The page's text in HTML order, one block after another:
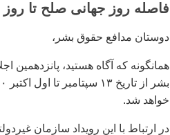
فاصله روز جهانی صلح تا
دوستان مدافع حقوق بشر،
همانگونه که آگاه هستيد،
خواهد شد.
در ارتباط با اين رويداد سازمان